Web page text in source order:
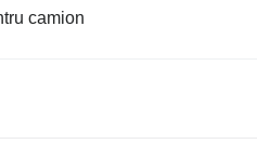
camion